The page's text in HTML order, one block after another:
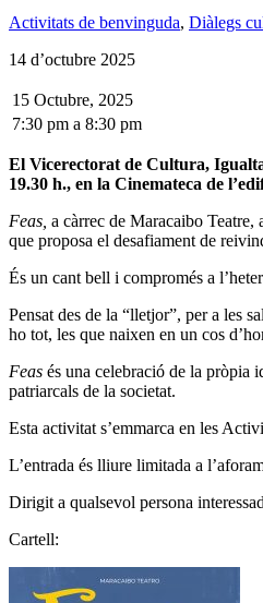
Activitats de benvinguda, Diàlegs
14 d’octubre 2025
15 Octubre, 2025
7:30 pm a 8:30 pm
El Vicerectorat de Cultura,
19.30 h., en la Cinemateca de
Feas, a càrrec de Maracaibo
que proposa el desafiament de
És un cant bell i compromés a
Pensat des de la “lletjor”, per a les
ho tot, les que naixen en un cos
Feas és una celebració de la pròpia
patriarcals de la societat.
Esta activitat s’emmarca en les
L’entrada és lliure limitada a
Dirigit a qualsevol persona
Cartell: